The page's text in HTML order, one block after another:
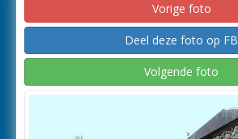
Vorige foto
Deel deze foto op FB
Volgende foto